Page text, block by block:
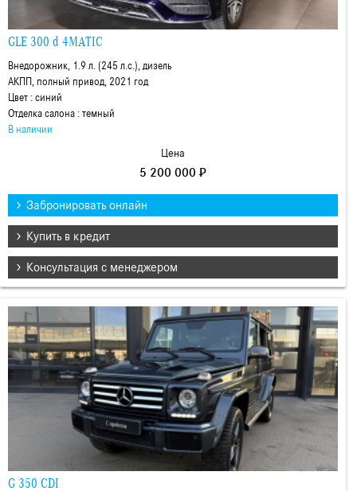
GLE 300 d 4MATIC
Внедорожник, 1.9 л. (245 л.с.), дизель
АКПП, полный привод, 2021 год
Цвет : синий
Отделка салона : темный
В наличии
Цена
5 200 000 ₽
Забронировать онлайн
Купить в кредит
Консультация с менеджером
G 350 CDI